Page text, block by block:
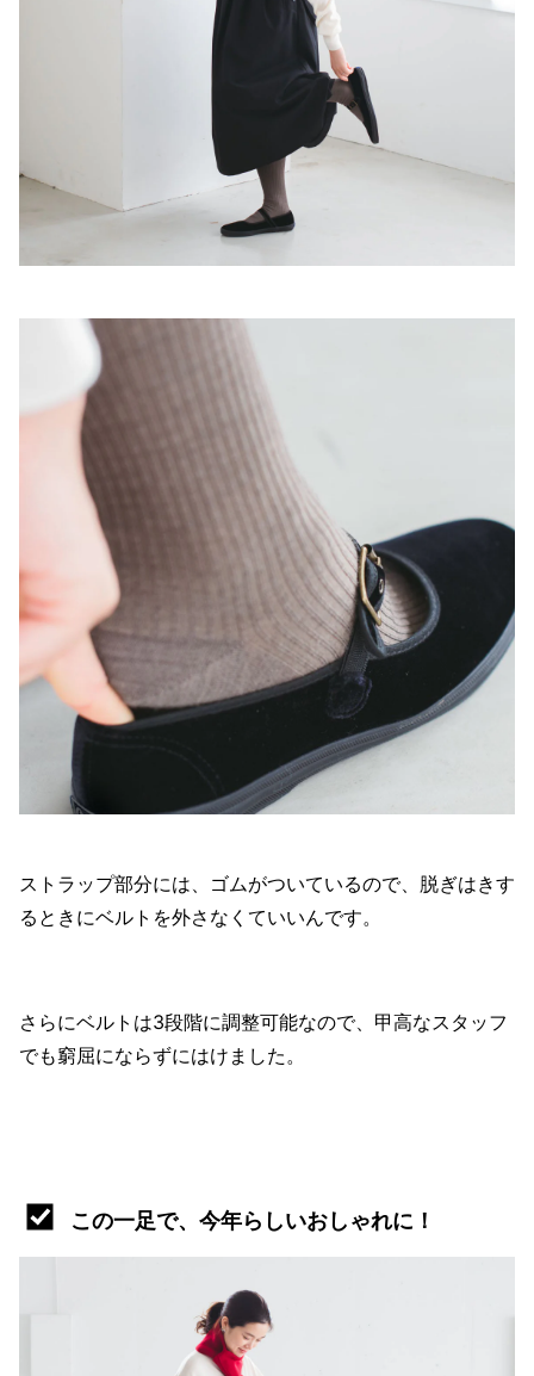
ストラップ部分には、ゴムがついているので、脱ぎはきす
るときにベルトを外さなくていいんです。
さらにベルトは3段階に調整可能なので、甲高なスタッフ
でも窮屈にならずにはけました。
この一足で、今年らしいおしゃれに！